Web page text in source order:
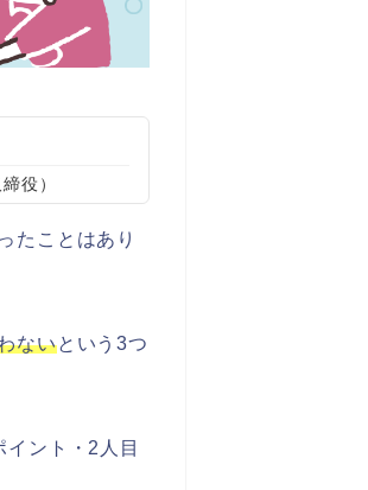
役）
たことはあり
ないという3つ
ント・2人目